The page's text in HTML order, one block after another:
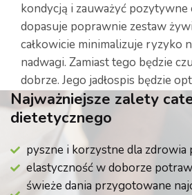
kondycją i zauważyć pozytywne
dopasuje poprawnie zestaw
całkowicie minimalizuje ryzyko
nadwagi. Zamiast tego będzie
dobrze. Jego jadłospis będzie
zbilansowany.
Najważniejsze zalety
dietetycznego
pyszne i korzystne dla zdrowia
elastyczność w doborze potraw
świeże dania przygotowane